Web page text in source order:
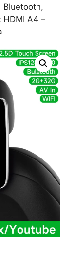
Bluetooth,
HDMI A4 –